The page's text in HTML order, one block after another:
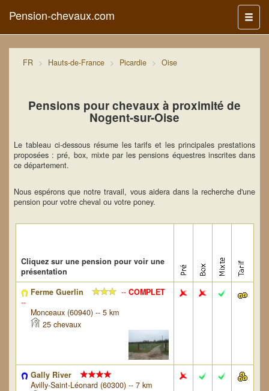
Menu
Pension-chevaux.com
FR Hauts-de-France Picardie Oise
Pensions pour chevaux à proximité de
Nogent-sur-Oise
Le tableau ci-dessous résume les tarifs et les principales prestations
proposées : pré, box, mixte par les pensions équestres inscrites dans
ce département.
Nous espérons que notre travail, vous aidera dans la recherche d'une
pension pour votre cheval ou votre poney.
Cliquez sur une pension pour voir une
présentation
Ferme Guerlin
-- COMPLET
--
Monceaux (60940) -- 5 km
25 chevaux
Gally River
Avilly-Saint-Léonard (60300) -- 7 km